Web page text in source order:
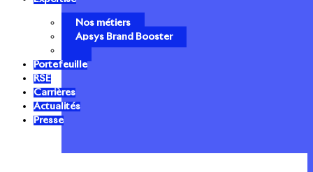
Nos métiers
Apsys Brand Booster
Portefeuille
RSE
Carrières
Actualités
Presse